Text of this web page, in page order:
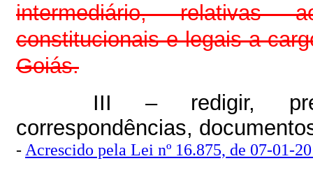
intermediário, relativas
constitucionais e legais a
Goiás.
III – redigir,
correspondências,
-Acrescido pela Lei nº 16.875, de 07-01-